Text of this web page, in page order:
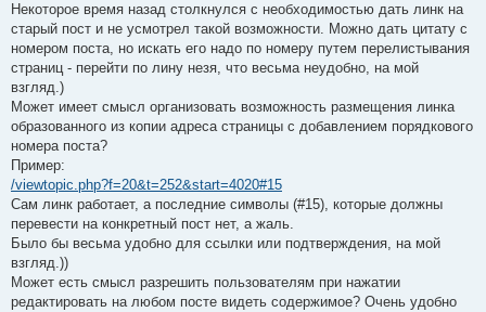
Некоторое время назад столкнулся с необходимостью дать линк на
старый пост и не усмотрел такой возможности. Можно дать цитату с
номером поста, но искать его надо по номеру путем перелистывания
страниц - перейти по лину незя, что весьма неудобно, на мой
взгляд.)
Может имеет смысл организовать возможность размещения линка
образованного из копии адреса страницы с добавлением порядкового
номера поста?
Пример:
/viewtopic.php?f=20&t=252&start=4020#15
Сам линк работает, а последние символы (#15), которые должны
перевести на конкретный пост нет, а жаль.
Было бы весьма удобно для ссылки или подтверждения, на мой
взгляд.))
Может есть смысл разрешить пользователям при нажатии
редактировать на любом посте видеть содержимое? Очень удобно